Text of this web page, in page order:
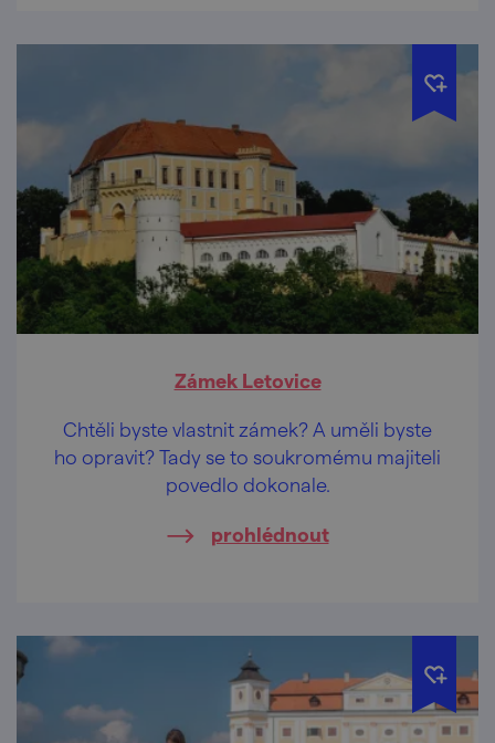
Zámek Letovice
Chtěli byste vlastnit zámek? A uměli byste
ho opravit? Tady se to soukromému majiteli
povedlo dokonale.
prohlédnout